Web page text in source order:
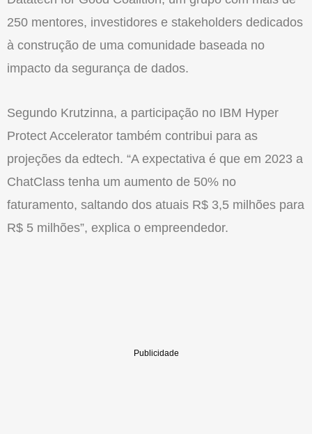
250 mentores, investidores e stakeholders dedicados
à construção de uma comunidade baseada no
impacto da segurança de dados.
Segundo Krutzinna, a participação no IBM Hyper
Protect Accelerator também contribui para as
projeções da edtech. “A expectativa é que em 2023 a
ChatClass tenha um aumento de 50% no
faturamento, saltando dos atuais R$ 3,5 milhões para
R$ 5 milhões”, explica o empreendedor.